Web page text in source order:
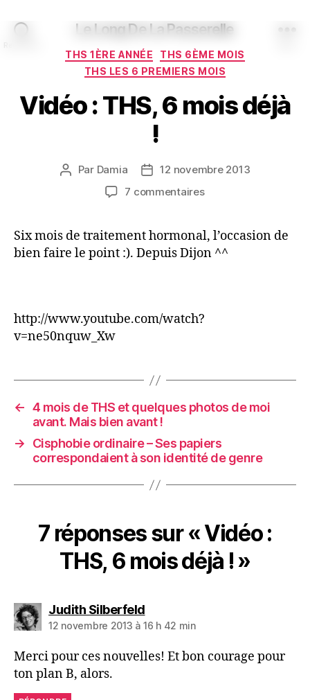
Le Long De La Passerelle
Catégories
THS 1ÈRE ANNÉE
THS 6ÈME MOIS
THS LES 6 PREMIERS MOIS
Vidéo : THS, 6 mois déjà
!
Auteur
Par Damia
Date12 novembre 2013
7 commentairessur
THS,
6
Six mois de traitement hormonal, l’occasion de
bien faire le point :). Depuis Dijon ^^
http://www.youtube.com/watch?
v=ne50nquw_Xw
← 4 mois de THS et quelques photos de moi
avant. Mais bien avant !
→
Cisphobie ordinaire – Ses papiers
correspondaient à son identité de genre
7 réponses sur « Vidéo :
THS, 6 mois déjà ! »
Judith Silberfelddit :
12 novembre 2013 à 16 h 42 min
Merci pour ces nouvelles! Et bon courage pour
ton plan B, alors.